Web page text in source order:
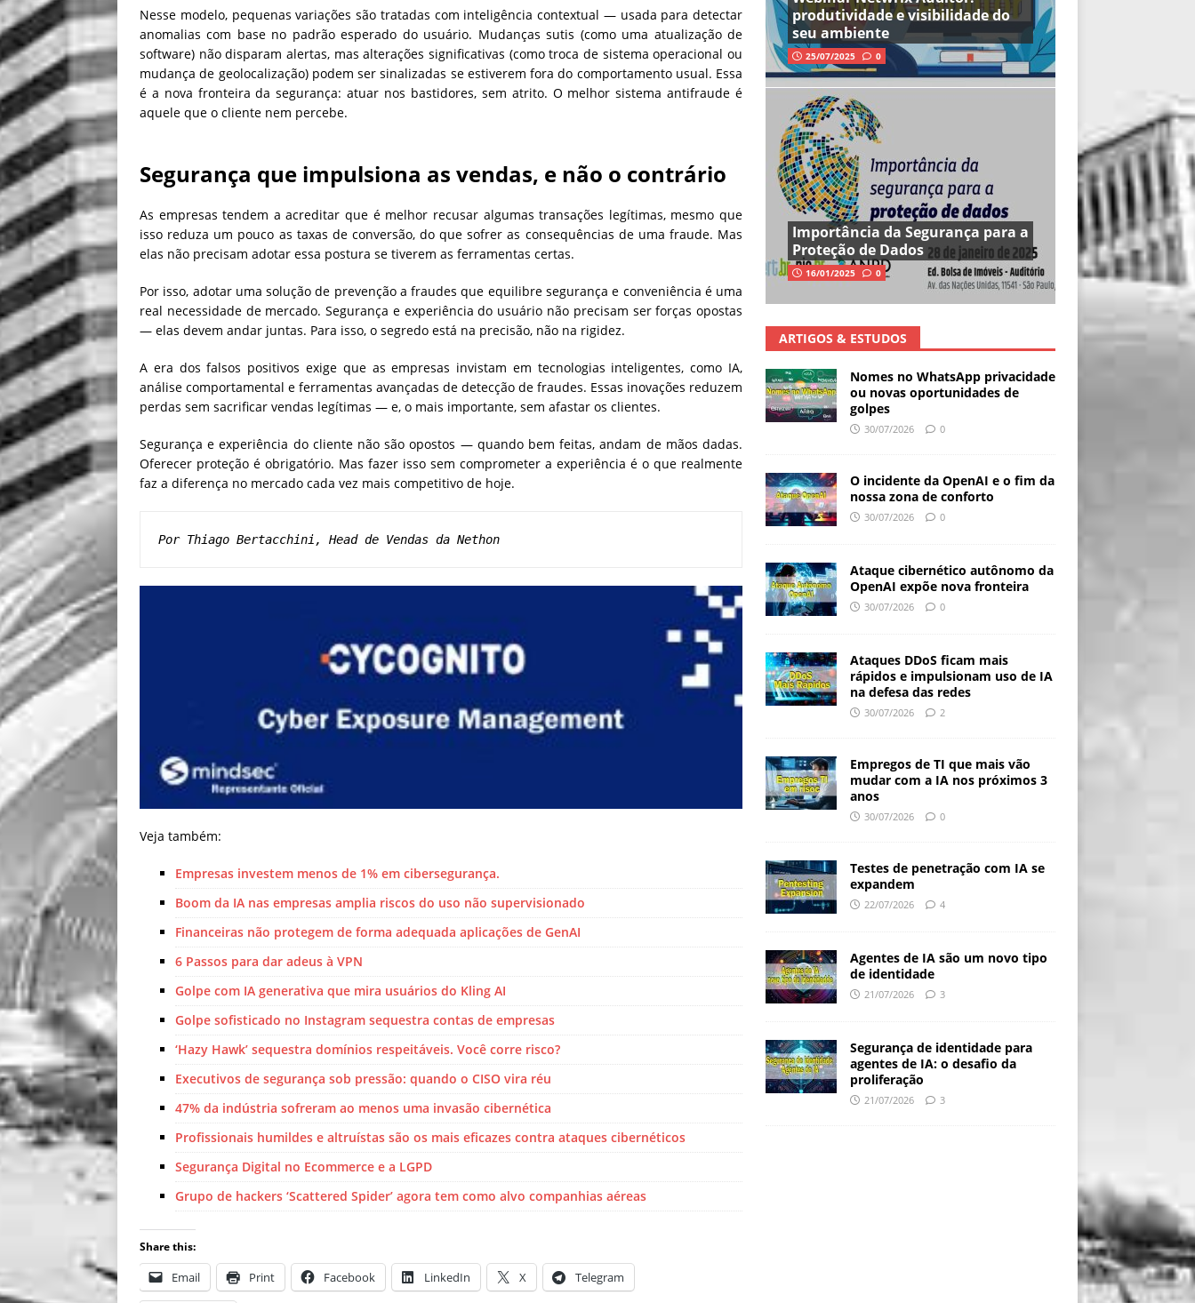
Nesse modelo, pequenas variações são tratadas com inteligência contextual — usada para detectar
anomalias com base no padrão esperado do usuário. Mudanças sutis (como uma atualização de
software) não disparam alertas, mas alterações significativas (como troca de sistema operacional ou
mudança de geolocalização) podem ser sinalizadas se estiverem fora do comportamento usual. Essa
é a nova fronteira da segurança: atuar nos bastidores, sem atrito. O melhor sistema antifraude é
aquele que o cliente nem percebe.
Segurança que impulsiona as vendas, e não o contrário
As empresas tendem a acreditar que é melhor recusar algumas transações legítimas, mesmo que
isso reduza um pouco as taxas de conversão, do que sofrer as consequências de uma fraude. Mas
elas não precisam adotar essa postura se tiverem as ferramentas certas.
Por isso, adotar uma solução de prevenção a fraudes que equilibre segurança e conveniência é uma
real necessidade de mercado. Segurança e experiência do usuário não precisam ser forças opostas
— elas devem andar juntas. Para isso, o segredo está na precisão, não na rigidez.
A era dos falsos positivos exige que as empresas invistam em tecnologias inteligentes, como IA,
análise comportamental e ferramentas avançadas de detecção de fraudes. Essas inovações reduzem
perdas sem sacrificar vendas legítimas — e, o mais importante, sem afastar os clientes.
Segurança e experiência do cliente não são opostos — quando bem feitas, andam de mãos dadas.
Oferecer proteção é obrigatório. Mas fazer isso sem comprometer a experiência é o que realmente
faz a diferença no mercado cada vez mais competitivo de hoje.
Por Thiago Bertacchini, Head de Vendas da Nethon
Veja também:
Empresas investem menos de 1% em cibersegurança.
Boom da IA nas empresas amplia riscos do uso não supervisionado
Financeiras não protegem de forma adequada aplicações de GenAI
6 Passos para dar adeus à VPN
Golpe com IA generativa que mira usuários do Kling AI
Golpe sofisticado no Instagram sequestra contas de empresas
‘Hazy Hawk’ sequestra domínios respeitáveis. Você corre risco?
Executivos de segurança sob pressão: quando o CISO vira réu
47% da indústria sofreram ao menos uma invasão cibernética
Profissionais humildes e altruístas são os mais eficazes contra ataques cibernéticos
Segurança Digital no Ecommerce e a LGPD
Grupo de hackers ‘Scattered Spider’ agora tem como alvo companhias aéreas
Share this:
Email Print Facebook LinkedIn X Telegram
produtividade e visibilidade do
seu ambiente
25/07/2025 0
Importância da Segurança para a
Proteção de Dados
16/01/2025 0
ARTIGOS & ESTUDOS
Nomes no WhatsApp privacidade
ou novas oportunidades de
golpes
30/07/2026 0
O incidente da OpenAI e o fim da
nossa zona de conforto
30/07/2026 0
Ataque cibernético autônomo da
OpenAI expõe nova fronteira
30/07/2026 0
Ataques DDoS ficam mais
rápidos e impulsionam uso de IA
na defesa das redes
30/07/2026 2
Empregos de TI que mais vão
mudar com a IA nos próximos 3
anos
30/07/2026 0
Testes de penetração com IA se
expandem
22/07/2026 4
Agentes de IA são um novo tipo
de identidade
21/07/2026 3
Segurança de identidade para
agentes de IA: o desafio da
proliferação
21/07/2026 3